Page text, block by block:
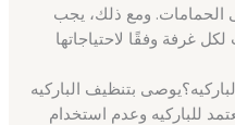
الحمامات. ومع ذلك، يجب
لكل غرفة وفقًا لاحتياجاتها
بتنظيف الباركيه
للباركيه وعدم استخدام